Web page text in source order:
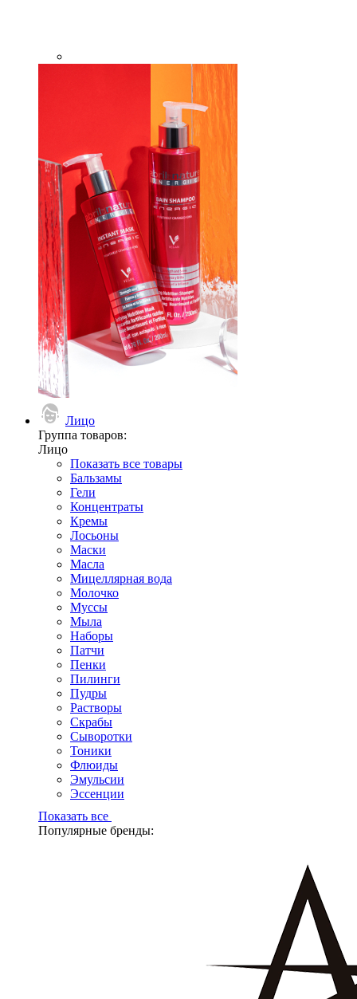
Лицо
Группа товаров:
Лицо
Показать все товары
Бальзамы
Гели
Концентраты
Кремы
Лосьоны
Маски
Масла
Мицеллярная вода
Молочко
Муссы
Мыла
Наборы
Патчи
Пенки
Пилинги
Пудры
Растворы
Скрабы
Сыворотки
Тоники
Флюиды
Эмульсии
Эссенции
Показать все
Популярные бренды: